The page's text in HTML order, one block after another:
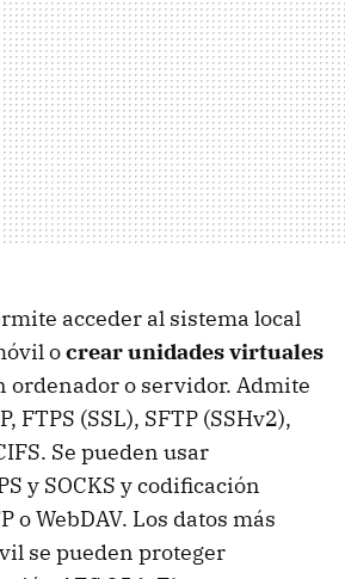
acceder al sistema local
ocrear unidades virtuales
ordenador o servidor. Admite
FTPS (SSL), SFTP (SSHv2),
Se pueden usar
y SOCKS y codificación
o WebDAV. Los datos más
se pueden proteger